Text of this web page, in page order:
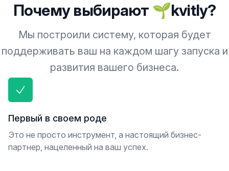
Почему выбирают 🌱kvitly?
Мы построили систему, которая будет
поддерживать ваш на каждом шагу запуска и
развития вашего бизнеса.
Первый в своем роде
Это не просто инструмент, а настоящий бизнес-
партнер, нацеленный на ваш успех.